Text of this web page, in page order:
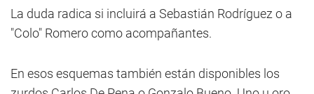
La duda radica si incluirá a Sebastián Rodríguez o a
"Colo" Romero como acompañantes.
En esos esquemas también están disponibles los